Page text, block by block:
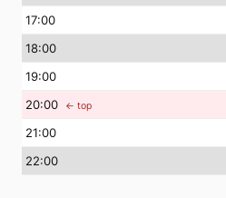
17:00
18:00
19:00
20:00 ← top
21:00
22:00